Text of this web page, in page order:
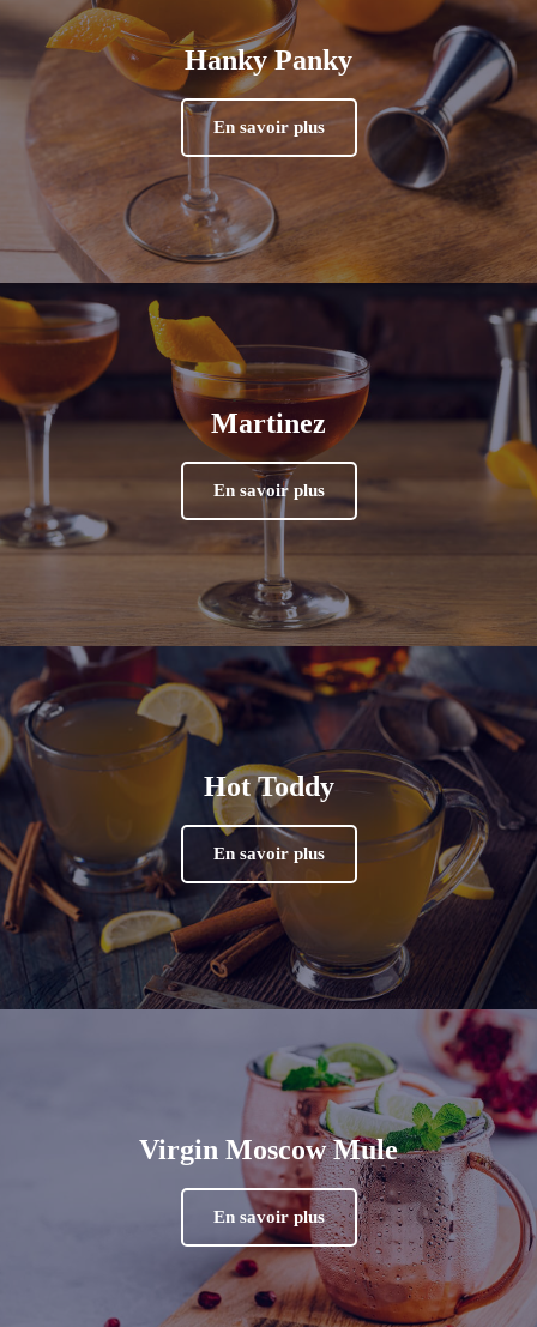
Hanky Panky
En savoir plus
Martinez
En savoir plus
Hot Toddy
En savoir plus
Virgin Moscow Mule
En savoir plus